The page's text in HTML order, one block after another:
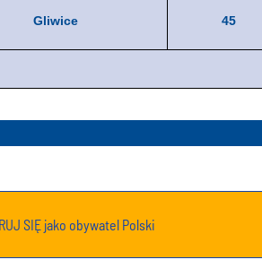
Gliwice 45
SIĘ jako obywatel Polski